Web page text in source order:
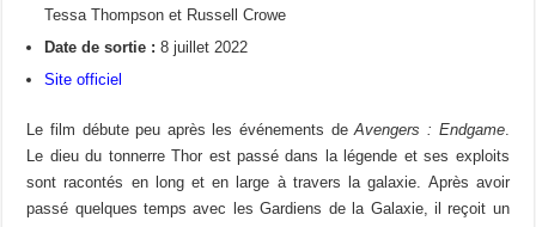
Tessa Thompson et Russell Crowe
Date de sortie : 8 juillet 2022
Site officiel
Le film débute peu après les événements deAvengers : Endgame.
Le dieu du tonnerre Thor est passé dans la légende et ses exploits
sont racontés en long et en large à travers la galaxie. Après avoir
passé quelques temps avec les Gardiens de la Galaxie, il reçoit un